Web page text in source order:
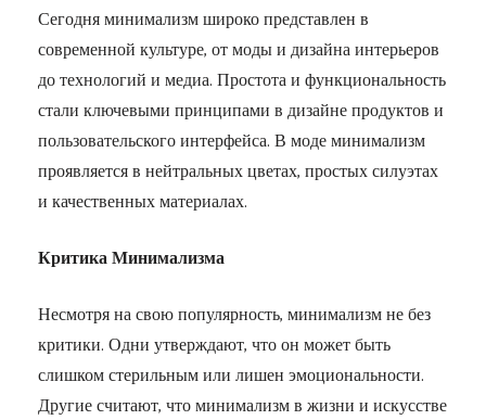
Сегодня минимализм широко представлен в
современной культуре, от моды и дизайна интерьеров
до технологий и медиа. Простота и функциональность
стали ключевыми принципами в дизайне продуктов и
пользовательского интерфейса. В моде минимализм
проявляется в нейтральных цветах, простых силуэтах
и качественных материалах.
Критика Минимализма
Несмотря на свою популярность, минимализм не без
критики. Одни утверждают, что он может быть
слишком стерильным или лишен эмоциональности.
Другие считают, что минимализм в жизни и искусстве